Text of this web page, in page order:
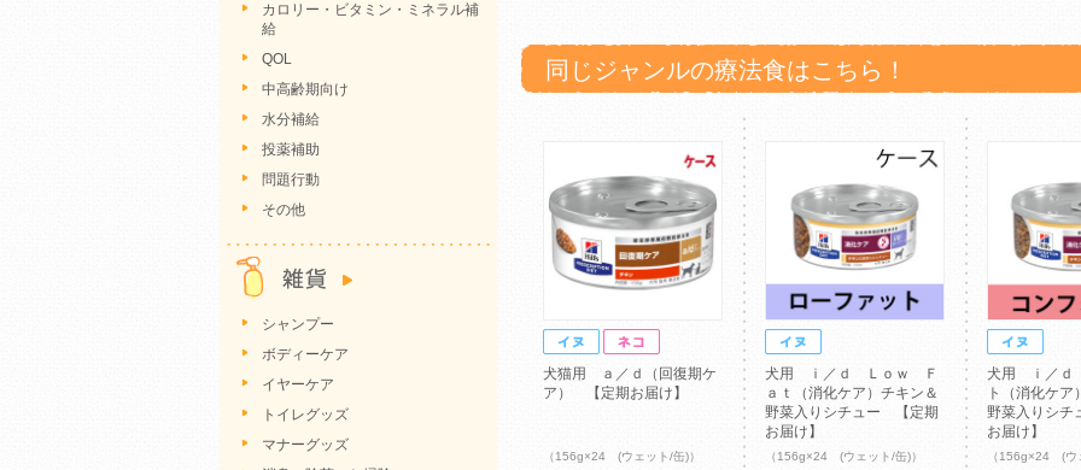
同じジャンルの療法食はこちら！
犬猫用 ａ／ｄ（回復期ケ
ア） 【定期お届け】
（156g×24 (ウェット/缶)）
犬用 ｉ／ｄ Ｌｏｗ Ｆ
ａｔ（消化ケア）チキン＆
野菜入りシチュー 【定期
お届け】
（156g×24 (ウェット/缶)）
犬用 ｉ／ｄ
ト（消化ケア
野菜入りシ
お届け】
（156g×24 (ウ
カロリー・ビタミン・ミネラル補
給
QOL
中高齢期向け
水分補給
投薬補助
問題行動
その他
シャンプー
ボディーケア
イヤーケア
トイレグッズ
マナーグッズ